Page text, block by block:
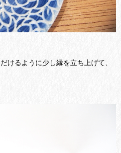
けるように少し縁を立ち上げて、